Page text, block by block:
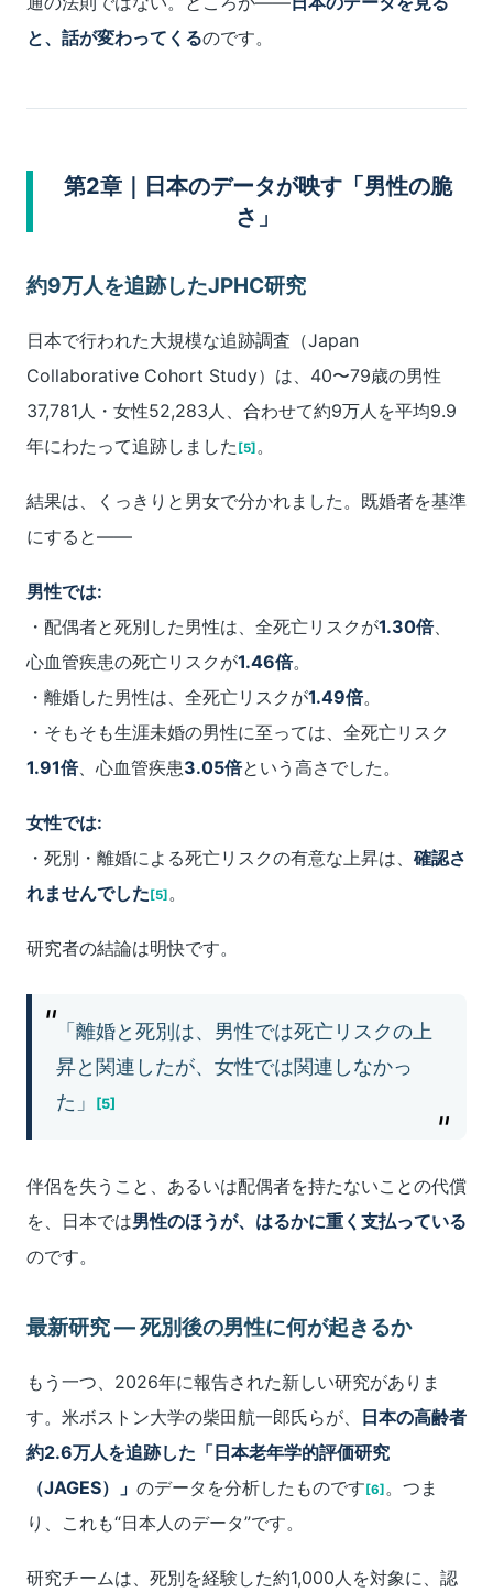
と、話が変わってくるのです。
第2章｜日本のデータが映す「男性の脆
さ」
約9万人を追跡したJPHC研究
日本で行われた大規模な追跡調査（Japan
Collaborative Cohort Study）は、40〜79歳の男性
37,781人・女性52,283人、合わせて約9万人を平均9.9
年にわたって追跡しました [5] 。
結果は、くっきりと男女で分かれました。既婚者を基準
にすると――
男性では:
・配偶者と死別した男性は、全死亡リスクが1.30倍、
心血管疾患の死亡リスクが1.46倍。
・離婚した男性は、全死亡リスクが1.49倍。
・そもそも生涯未婚の男性に至っては、全死亡リスク
1.91倍、心血管疾患3.05倍という高さでした。
女性では:
・死別・離婚による死亡リスクの有意な上昇は、 確認さ
れませんでした [5] 。
研究者の結論は明快です。
「離婚と死別は、男性では死亡リスクの上
昇と関連したが、女性では関連しなかっ
た」
[5]
伴侶を失うこと、あるいは配偶者を持たないことの代償
を、日本では男性のほうが、はるかに重く支払っている
のです。
最新研究 ― 死別後の男性に何が起きるか
もう一つ、2026年に報告された新しい研究がありま
す。米ボストン大学の柴田航一郎氏らが、
日本の高齢者
約2.6万人を追跡した「日本老年学的評価研究
（JAGES）」 のデータを分析したものです [6] 。つま
り、これも“日本人のデータ”です。
研究チームは、死別を経験した約1,000人を対象に、認